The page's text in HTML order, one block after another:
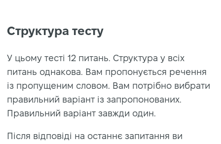
Структура тесту
У цьому тесті 12 питань. Структура у всіх
питань однакова. Вам пропонується речення
із пропущеним словом. Вам потрібно вибрати
правильний варіант із запропонованих.
Правильний варіант завжди один.
Після відповіді на останнє запитання ви